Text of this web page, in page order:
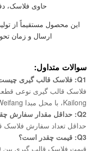
حاوی فلاسک،
این محصول مستقیماً از
ارسال و زمان
سوالات متداول:
Q1: فلاسک قالب گیری چیست؟
فلاسک قالب گیری نوعی
Kailong، با محل مبدا Weifang، چین، دارای گواهی ISO9001 است.
Q2: حداقل مقدار سفارش چقدر است؟
حداقل تعداد سفارش فلاسک قالب گیری 10
Q3: قیمت چقدر است؟
قیمت فلاسک قالب گیری بین 800.00 دلار تا 10000.00 دلار است.